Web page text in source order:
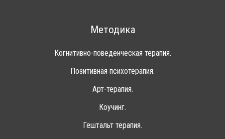
Методика
Когнитивно-поведенческая терапия.
Позитивная психотерапия.
Арт-терапия.
Коучинг.
Гештальт терапия.